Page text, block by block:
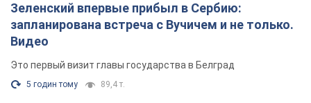
Зеленский впервые прибыл в Сербию:
запланирована встреча с Вучичем и не только.
Видео
Это первый визит главы государства в Белград
5 годин тому 89,4 т.